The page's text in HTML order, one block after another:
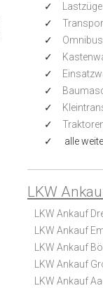
Lastzüge
alle
LKW
LKW Ankauf
LKW Ankauf
LKW Ankauf
LKW Ankauf
LKW Ankauf